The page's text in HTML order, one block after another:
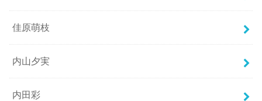
佳原萌枝
内山夕実
内田彩